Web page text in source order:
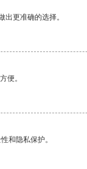
更准确的选择。
便。
和隐私保护。